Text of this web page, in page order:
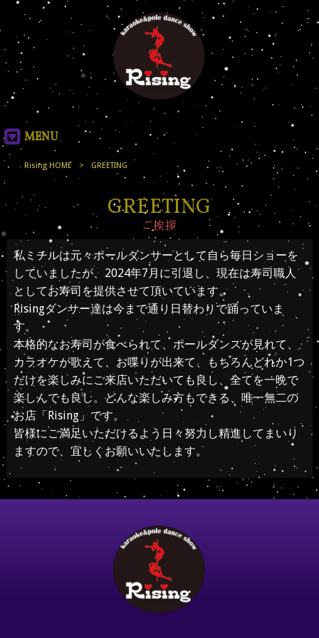
MENU
Rising HOME > GREETING
GREETING
ご挨拶
私ミチルは元々ポールダンサーとして自ら毎日ショーを
していましたが、2024年7月に引退し、現在は寿司職人
としてお寿司を提供させて頂いています。
Risingダンサー達は今まで通り日替わりで踊っていま
す。
本格的なお寿司が食べられて、ポールダンスが見れて、
カラオケが歌えて、お喋りが出来て、もちろんどれか1つ
だけを楽しみにご来店いただいても良し、全てを一晩で
楽しんでも良し。どんな楽しみ方もできる、唯一無二の
お店「Rising」です。
皆様にご満足いただけるよう日々努力し精進してまいり
ますので、宜しくお願いいたします。